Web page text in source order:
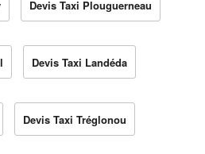
Devis Taxi Plouguerneau
Devis Taxi Landéda
Devis Taxi Tréglonou